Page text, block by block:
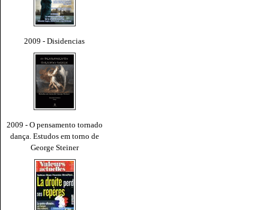
2009 - Disidencias
2009 - O pensamento tornado
dança. Estudos em torno de
George Steiner